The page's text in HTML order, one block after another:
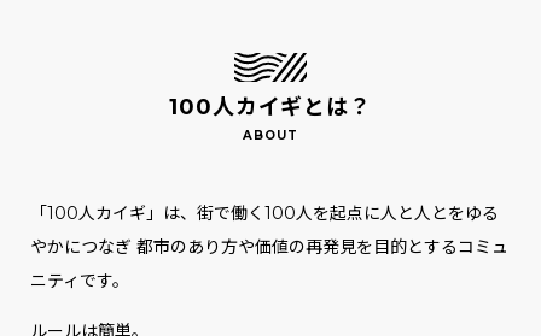
100人カイギとは？
「100人カイギ」は、街で働く100人を起点に人と人とをゆる
やかにつなぎ 都市のあり方や価値の再発見を目的とするコミュ
ニティです。
ルールは簡単。